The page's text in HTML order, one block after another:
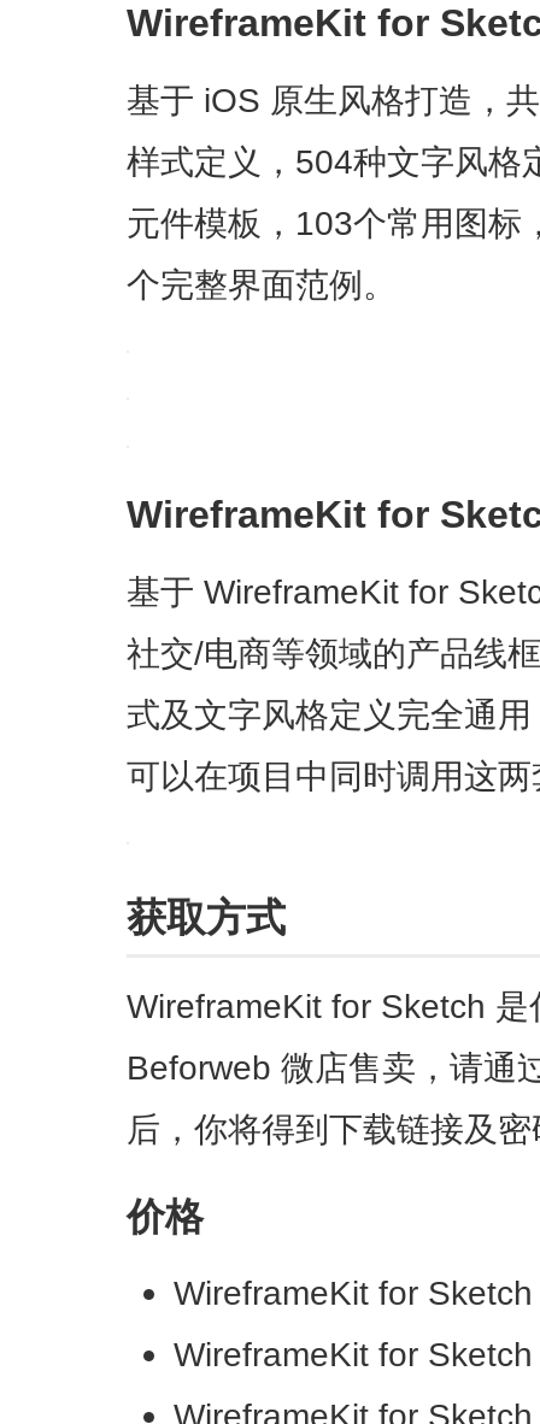
WireframeKit for
基于 iOS 原生风格打造，
样式定义，504种文字风格
元件模板，103个常用图标
个完整界面范例。
WireframeKit for
基于 WireframeKit for
社交/电商等领域的产品线
式及文字风格定义完全通
可以在项目中同时调用这
获取方式
WireframeKit for Sketch
Beforweb 微店售卖，请通
后，你将得到下载链接及
价格
WireframeKit for
WireframeKit for
WireframeKit for